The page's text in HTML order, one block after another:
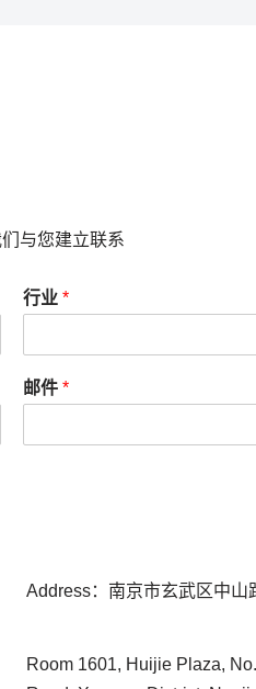
与您建立联系
行业 *
邮件 *
Address：南京市玄武区中山
Room 1601, Huijie Plaza,